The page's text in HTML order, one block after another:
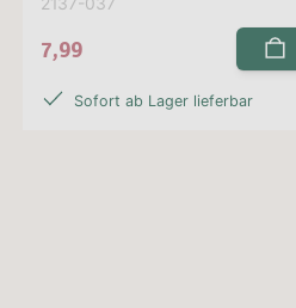
2137-037
7,99
Sofort ab Lager lieferbar